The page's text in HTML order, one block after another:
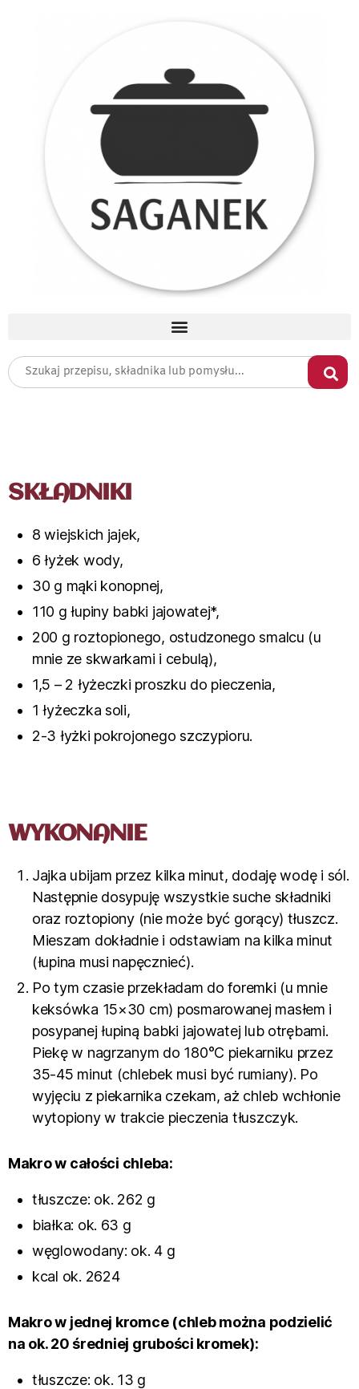
SKŁADNIKI
8 wiejskich jajek,
6 łyżek wody,
30 g mąki konopnej,
110 g łupiny babki jajowatej*,
200 g roztopionego, ostudzonego smalcu (u
mnie ze skwarkami i cebulą),
1,5 – 2 łyżeczki proszku do pieczenia,
1 łyżeczka soli,
2-3 łyżki pokrojonego szczypioru.
WYKONANIE
Jajka ubijam przez kilka minut, dodaję wodę i sól.
Następnie dosypuję wszystkie suche składniki
oraz roztopiony (nie może być gorący) tłuszcz.
Mieszam dokładnie i odstawiam na kilka minut
(łupina musi napęcznieć).
Po tym czasie przekładam do foremki (u mnie
keksówka 15×30 cm) posmarowanej masłem i
posypanej łupiną babki jajowatej lub otrębami.
Piekę w nagrzanym do 180°C piekarniku przez
35-45 minut (chlebek musi być rumiany). Po
wyjęciu z piekarnika czekam, aż chleb wchłonie
wytopiony w trakcie pieczenia tłuszczyk.
Makro w całości chleba:
tłuszcze: ok. 262 g
białka: ok. 63 g
węglowodany: ok. 4 g
kcal ok. 2624
Makro w jednej kromce (chleb można podzielić
na ok. 20 średniej grubości kromek):
tłuszcze: ok. 13 g